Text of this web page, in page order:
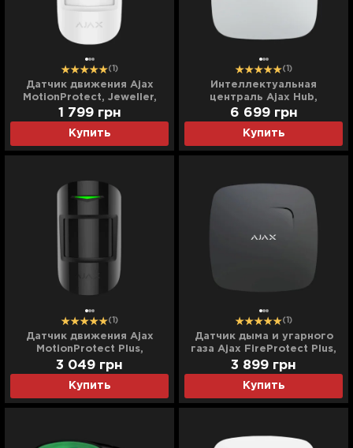
(1)
Датчик движения Ajax
MotionProtect, Jeweller,
беспроводной, (White)
Купить
1 799 грн
(1)
Интеллектуальная
централь Ajax Hub,
Jeweller, беспроводная
(White)
Купить
6 699 грн
(1)
Датчик движения Ajax
MotionProtect Plus,
Jeweller, беспроводной,
(Black)
Купить
3 049 грн
(1)
Датчик дыма и угарного
газа Ajax FireProtect Plus,
Jeweller, беспроводной,
(Black)
Купить
3 899 грн